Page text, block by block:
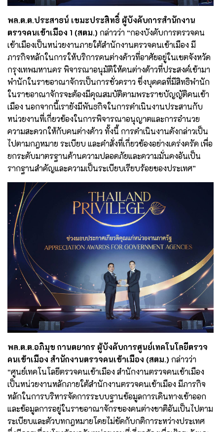
พล.ต.ต.ประสาธน์ เขมะประสิทธิ์ ผู้บังคับการสำนักงาน
ตรวจคนเข้าเมือง 1 (สตม.) กล่าวว่า “กองบังคับการตรวจคน
เข้าเมืองเป็นหน่วยงานภายใต้สำนักงานตรวจคนเข้าเมือง มี
ภารกิจหลักในการให้บริการคนต่างด้าวที่อาศัยอยู่ในเขตจังหวัด
กรุงเทพมหานคร พิจารณาอนุมัติให้คนต่างด้าวที่ประสงค์เข้ามา
พำนักในราชอาณาจักรเป็นการชั่วคราว ซึ่งบุคคลที่มีสิทธิพำนัก
ในราชอาณาจักรจะต้องมีคุณสมบัติตามพระราชบัญญัติคนเข้า
เมือง นอกจากนี้เรายังมีพันธกิจในการดำเนินงานประสานกับ
หน่วยงานที่เกี่ยวข้องในการพิจารณาอนุญาตและการอำนวย
ความสะดวกให้กับคนต่างด้าว ทั้งนี้ การดำเนินงานดังกล่าวเป็น
ไปตามกฎหมาย ระเบียบ และคำสั่งที่เกี่ยวข้องอย่างเคร่งครัด เพื่อ
ยกระดับมาตรฐานด้านความปลอดภัยและความมั่นคงอันเป็น
รากฐานสำคัญและความเป็นระเบียบเรียบร้อยของประเทศ”
พล.ต.ต.อภิมุข กานตยากร ผู้บังคับการศูนย์เทคโนโลยีตรวจ
คนเข้าเมือง สำนักงานตรวจคนเข้าเมือง (สตม.) กล่าวว่า
“ศูนย์เทคโนโลยีตรวจคนเข้าเมือง สำนักงานตรวจคนเข้าเมือง
เป็นหน่วยงานหลักภายใต้สำนักงานตรวจคนเข้าเมือง มีภารกิจ
หลักในการบริหารจัดการระบบฐานข้อมูลการเดินทางเข้าออก
และข้อมูลการอยู่ในราชอาณาจักรของคนต่างชาติอันเป็นไปตาม
ระเบียบและตัวบทกฎหมายโดยไม่ขัดกับกติการะหว่างประเทศ